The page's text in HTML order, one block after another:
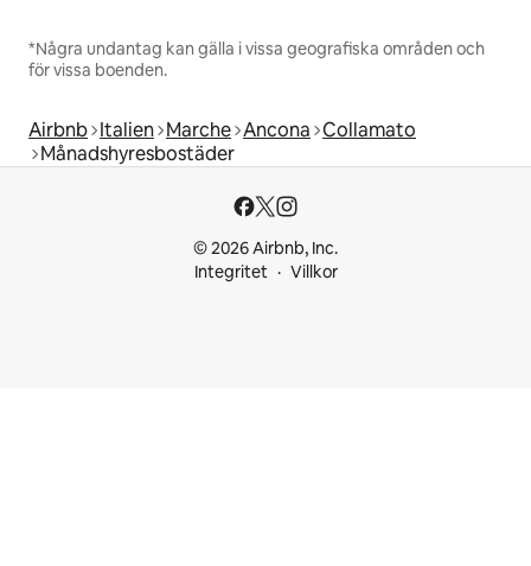
*Några undantag kan gälla i vissa geografiska områden och
för vissa boenden.
Airbnb Italien Marche Ancona Collamato
Månadshyresbostäder
© 2026 Airbnb, Inc.
Integritet
Villkor